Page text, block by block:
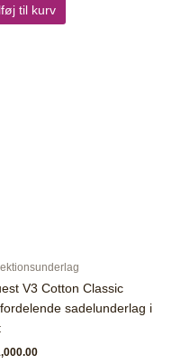
til kurv
V3 Cotton Classic
sadelunderlag i